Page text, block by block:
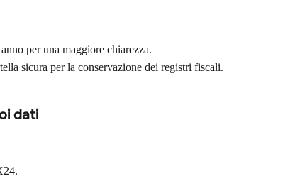
per una maggiore chiarezza.
sicura per la conservazione dei registri fiscali.
dati